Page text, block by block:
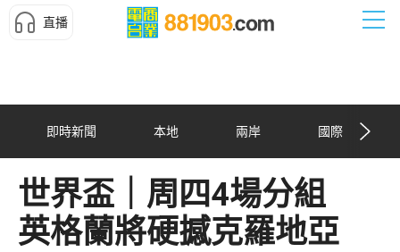
直播
即時新聞 本地 兩岸 國際
世界盃｜周四4場分組
英格蘭將硬撼克羅地亞